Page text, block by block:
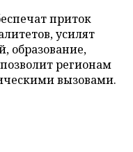
приток
усилят
образование,
регионам
вызовами.